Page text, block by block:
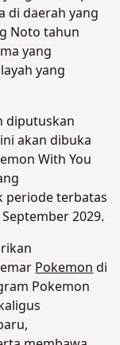
di daerah yang
Noto tahun
yang
yang
diputuskan
akan dibuka
With You
periode terbatas
2029.
Pokemondi
Pokemon